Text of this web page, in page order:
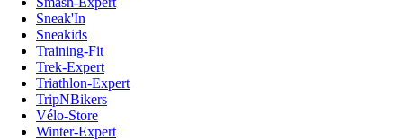
Sneak'In
Sneakids
Training-Fit
Trek-Expert
Triathlon-Expert
TripNBikers
Vélo-Store
Winter-Expert